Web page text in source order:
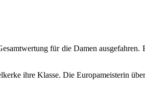
für die Damen
ihre Klasse. Die Europameisterin